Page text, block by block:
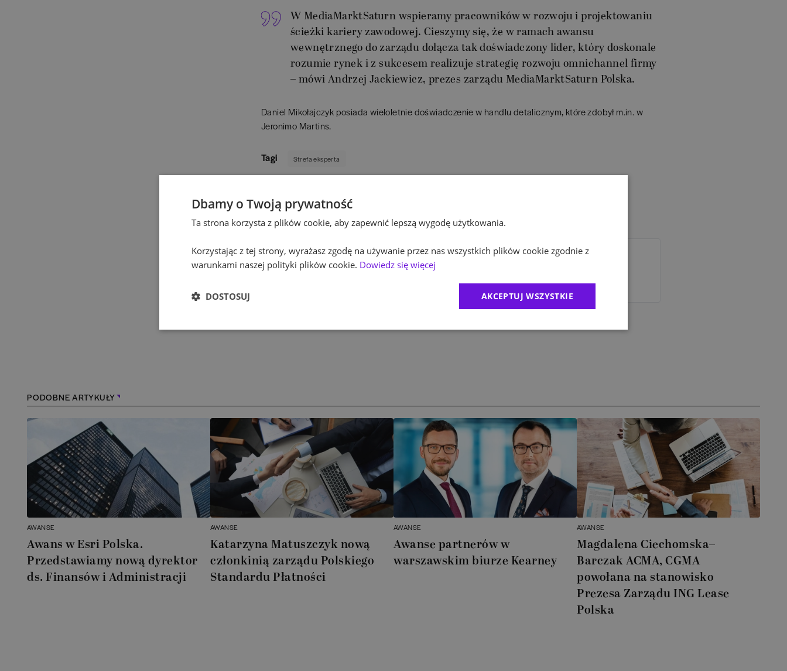
W MediaMarktSaturn wspieramy pracowników w rozwoju i projektowaniu
ścieżki kariery zawodowej. Cieszymy się, że w ramach awansu
wewnętrznego do zarządu dołącza tak doświadczony lider, który doskonale
rozumie rynek i z sukcesem realizuje strategię rozwoju omnichannel firmy
– mówi Andrzej Jackiewicz, prezes zarządu MediaMarktSaturn Polska.
Daniel Mikołajczyk posiada wieloletnie doświadczenie w handlu detalicznym, które zdobył m.in. w
Jeronimo Martins.
Tagi Strefa eksperta
Autor
Redakcja KarierawFinansach.pl
finansowej i osób, które dopiero myślą o karierze w finansach.
PODOBNE ARTYKUŁY
AWANSE
Awans w Esri Polska.
Przedstawiamy nową dyrektor
ds. Finansów i Administracji
AWANSE
Katarzyna Matuszczyk nową
członkinią zarządu Polskiego
Standardu Płatności
AWANSE
Awanse partnerów w
warszawskim biurze Kearney
AWANSE
Magdalena Ciechomska–
Barczak ACMA, CGMA
powołana na stanowisko
Prezesa Zarządu ING Lease
Polska
Dbamy o Twoją prywatność
Ta strona korzysta z plików cookie, aby zapewnić lepszą wygodę użytkowania.
Korzystając z tej strony, wyrażasz zgodę na używanie przez nas wszystkich plików cookie zgodnie z
warunkami naszej polityki plików cookie. Dowiedz się więcej
AKCEPTUJ WSZYSTKIE
DOSTOSUJ